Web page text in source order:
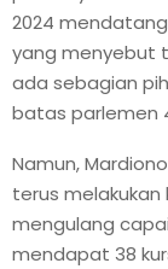
2024
yang menyebut
ada sebagian
batas parlemen
Namun,
terus
mengulang
mendapat 38